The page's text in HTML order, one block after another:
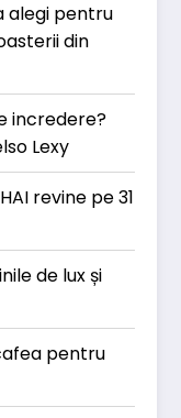
alegi pentru
din
incredere?
Lexy
revine pe 31
de lux și
pentru